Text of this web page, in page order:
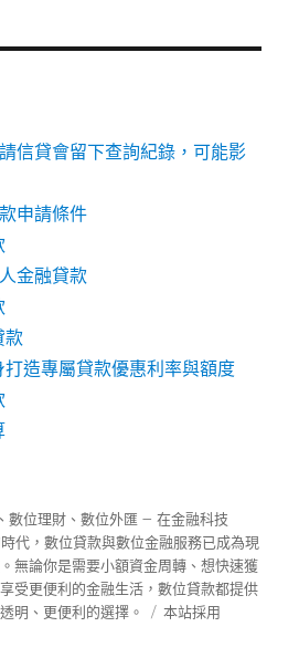
信貸會留下查詢紀錄，可能影
申請條件
金融貸款
款
造專屬貸款優惠利率與額度
數位理財、數位外匯 – 在金融科技
代，數位貸款與數位金融服務已成為現
無論你是需要小額資金周轉、想快速獲
受更便利的金融生活，數位貸款都提供
明、更便利的選擇。
本站採用